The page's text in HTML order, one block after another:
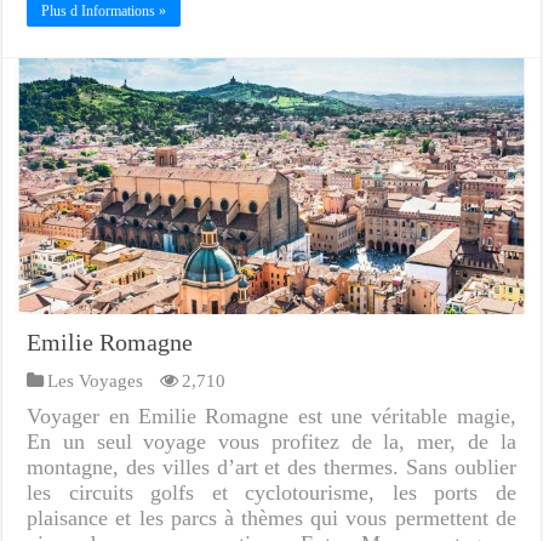
Plus d Informations »
Emilie Romagne
Les Voyages 2,710
Voyager en Emilie Romagne est une véritable magie,
En un seul voyage vous profitez de la, mer, de la
montagne, des villes d’art et des thermes. Sans oublier
les circuits golfs et cyclotourisme, les ports de
plaisance et les parcs à thèmes qui vous permettent de